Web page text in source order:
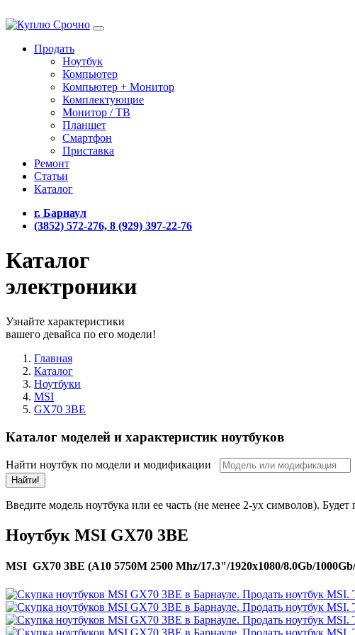
Продать
Ноутбук
Компьютер
Компьютер + Монитор
Комплектующие
Монитор / ТВ
Планшет
Смартфон
Приставка
Ремонт
Статьи
Каталог
г. Барнаул
(3852) 572-276, 8 (929) 397-22-76
Каталог
электроники
Узнайте характеристики
вашего девайса по его модели!
Главная
Каталог
Ноутбуки
MSI
GX70 3BE
Каталог моделей и характеристик ноутбуков
Найти ноутбук по модели и модификации
Найти!
Введите модель ноутбука или ее часть (не менее 2-ух символов). Будет
Ноутбук MSI GX70 3BE
MSI GX70 3BE (A10 5750M 2500 Mhz/17.3"/1920x1080/8.0Gb/